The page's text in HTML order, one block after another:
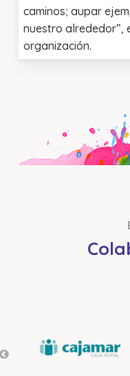
caminos; aupar
nuestro alrededor”,
organización.